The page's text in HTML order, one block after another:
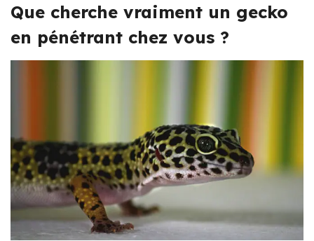
Que cherche vraiment un gecko
en pénétrant chez vous ?